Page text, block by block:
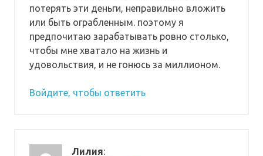
потерять эти деньги, неправильно вложить
или быть ограбленным. поэтому я
предпочитаю зарабатывать ровно столько,
чтобы мне хватало на жизнь и
удовольствия, и не гонюсь за миллионом.
Войдите, чтобы ответить
Лилия: